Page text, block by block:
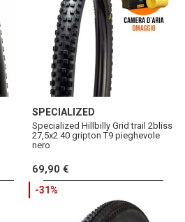
SPECIALIZED
Specialized Hillbilly Grid trail 2bliss
27,5x2.40 gripton T9 pieghevole
nero
69,90 €
-31%